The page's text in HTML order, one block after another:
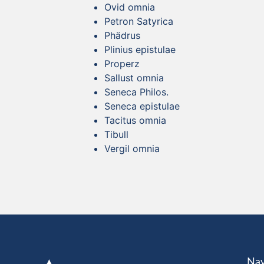
Ovid omnia
Petron Satyrica
Phädrus
Plinius epistulae
Properz
Sallust omnia
Seneca Philos.
Seneca epistulae
Tacitus omnia
Tibull
Vergil omnia